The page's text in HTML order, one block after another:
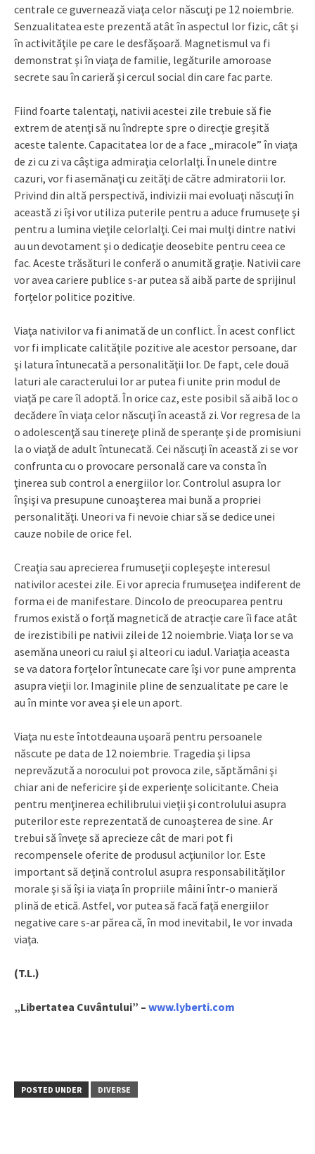
centrale ce guvernează viaţa celor născuţi pe 12 noiembrie.
Senzualitatea este prezentă atât în aspectul lor fizic, cât şi
în activităţile pe care le desfăşoară. Magnetismul va fi
demonstrat şi în viaţa de familie, legăturile amoroase
secrete sau în carieră şi cercul social din care fac parte.
Fiind foarte talentaţi, nativii acestei zile trebuie să fie
extrem de atenţi să nu îndrepte spre o direcţie greșită
aceste talente. Capacitatea lor de a face „miracole” în viaţa
de zi cu zi va câştiga admiraţia celorlalţi. În unele dintre
cazuri, vor fi asemănaţi cu zeităţi de către admiratorii lor.
Privind din altă perspectivă, indivizii mai evoluaţi născuţi în
această zi îşi vor utiliza puterile pentru a aduce frumuseţe şi
pentru a lumina vieţile celorlalţi. Cei mai mulţi dintre nativi
au un devotament şi o dedicaţie deosebite pentru ceea ce
fac. Aceste trăsături le conferă o anumită graţie. Nativii care
vor avea cariere publice s-ar putea să aibă parte de sprijinul
forțelor politice pozitive.
Viaţa nativilor va fi animată de un conflict. În acest conflict
vor fi implicate calităţile pozitive ale acestor persoane, dar
şi latura întunecată a personalităţii lor. De fapt, cele două
laturi ale caracterului lor ar putea fi unite prin modul de
viaţă pe care îl adoptă. În orice caz, este posibil să aibă loc o
decădere în viaţa celor născuţi în această zi. Vor regresa de la
o adolescenţă sau tinereţe plină de speranţe şi de promisiuni
la o viaţă de adult întunecată. Cei născuţi în această zi se vor
confrunta cu o provocare personală care va consta în
ţinerea sub control a energiilor lor. Controlul asupra lor
înşişi va presupune cunoaşterea mai bună a propriei
personalităţi. Uneori va fi nevoie chiar să se dedice unei
cauze nobile de orice fel.
Creaţia sau aprecierea frumuseţii copleşeşte interesul
nativilor acestei zile. Ei vor aprecia frumuseţea indiferent de
forma ei de manifestare. Dincolo de preocuparea pentru
frumos există o forţă magnetică de atracţie care îi face atât
de irezistibili pe nativii zilei de 12 noiembrie. Viaţa lor se va
asemăna uneori cu raiul şi alteori cu iadul. Variaţia aceasta
se va datora forțelor întunecate care îşi vor pune amprenta
asupra vieţii lor. Imaginile pline de senzualitate pe care le
au în minte vor avea şi ele un aport.
Viaţa nu este întotdeauna uşoară pentru persoanele
născute pe data de 12 noiembrie. Tragedia şi lipsa
neprevăzută a norocului pot provoca zile, săptămâni şi
chiar ani de nefericire şi de experienţe solicitante. Cheia
pentru menţinerea echilibrului vieţii şi controlului asupra
puterilor este reprezentată de cunoaşterea de sine. Ar
trebui să înveţe să aprecieze cât de mari pot fi
recompensele oferite de produsul acţiunilor lor. Este
important să deţină controlul asupra responsabilităţilor
morale şi să îşi ia viaţa în propriile mâini într-o manieră
plină de etică. Astfel, vor putea să facă faţă energiilor
negative care s-ar părea că, în mod inevitabil, le vor invada
viaţa.
(T.L.)
„Libertatea Cuvântului” – www.lyberti.com
POSTED UNDER DIVERSE